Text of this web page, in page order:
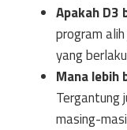
Apakah D3
program
yang
Mana lebih
Tergantung
masing-